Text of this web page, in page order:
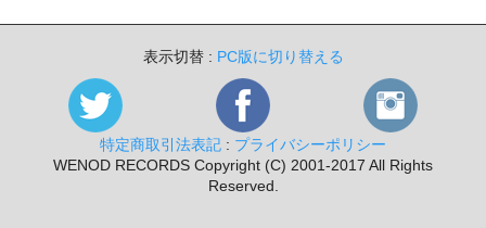
表示切替 : PC版に切り替える
特定商取引法表記 : プライバシーポリシー
WENOD RECORDS Copyright (C) 2001-2017 All Rights
Reserved.